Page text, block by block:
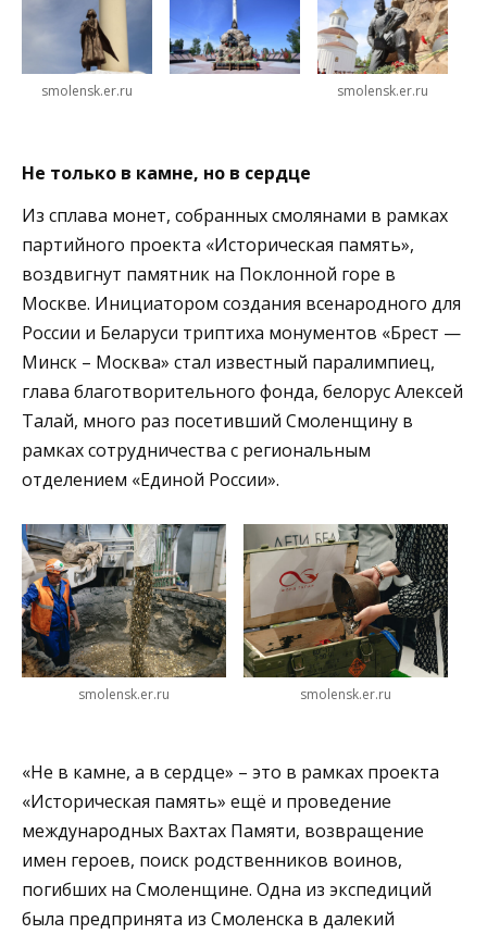
smolensk.er.ru smolensk.er.ru
Не только в камне, но в сердце
Из сплава монет, собранных смолянами в рамках
партийного проекта «Историческая память»,
воздвигнут памятник на Поклонной горе в
Москве. Инициатором создания всенародного для
России и Беларуси триптиха монументов «Брест —
Минск – Москва» стал известный паралимпиец,
глава благотворительного фонда, белорус Алексей
Талай, много раз посетивший Смоленщину в
рамках сотрудничества с региональным
отделением «Единой России».
smolensk.er.ru smolensk.er.ru
«Не в камне, а в сердце» – это в рамках проекта
«Историческая память» ещё и проведение
международных Вахтах Памяти, возвращение
имен героев, поиск родственников воинов,
погибших на Смоленщине. Одна из экспедиций
была предпринята из Смоленска в далекий